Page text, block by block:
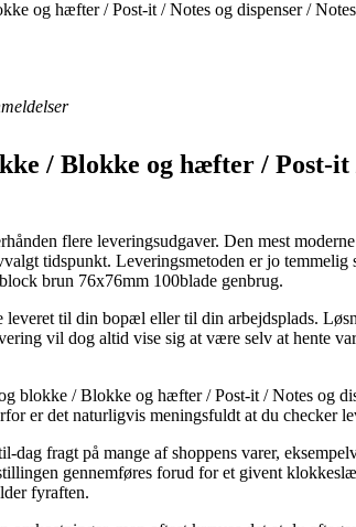
og hæfter / Post-it / Notes og dispenser /
/ Blokke og hæfter / Post-it /
flere leveringsudgaver. Den mest
tidspunkt. Leveringsmetoden er jo
brun 76x76mm 100blade genbrug.
til din bopæl eller til din arbejdsplads.
vil dog altid vise sig at være selv at hente
blokke / Blokke og hæfter / Post-it / Notes og
er det naturligvis meningsfuldt at du checker
dag fragt på mange af shoppens varer,
gennemføres forud for et givent
fyraften.